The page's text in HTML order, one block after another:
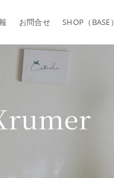
お問合せ SHOP（BASE）